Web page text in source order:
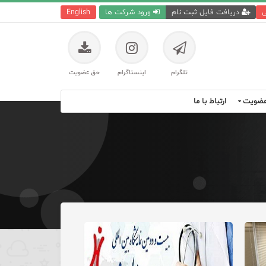
English ورود شرکت ها دریافت فایل ثبت نام
تلگرام اینستاگرام حق عضویت
ارتباط با ما